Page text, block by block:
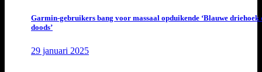
Garmin-gebruikers bang voor massaal opduikende ‘Blauwe driehoek
doods’
29 januari 2025